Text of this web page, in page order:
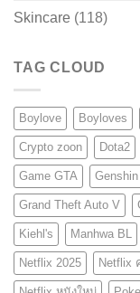
Skincare (118)
TAG CLOUD
Boylove Boyloves
Crypto zoon Dota2
Game GTA
Grand Theft Auto V
Kiehl's Manhwa BL
Netflix 2025 Netflix